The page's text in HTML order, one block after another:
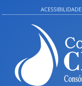
ACESSIBILIDADE